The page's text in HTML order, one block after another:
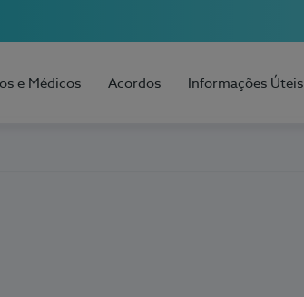
e Médicos Acordos Informações Úteis